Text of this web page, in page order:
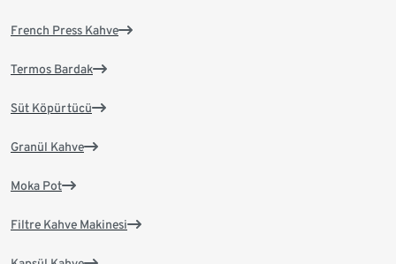
French Press Kahve
Termos Bardak
Süt Köpürtücü
Granül Kahve
Moka Pot
Filtre Kahve Makinesi